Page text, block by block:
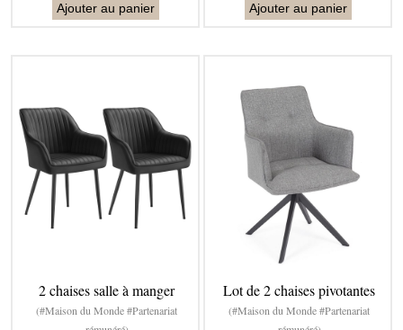
Ajouter au panier Ajouter au panier
2 chaises salle à manger
(#Maison du Monde #Partenariat
Lot de 2 chaises pivotantes
(#Maison du Monde #Partenariat